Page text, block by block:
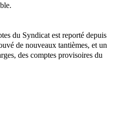
du Syndicat est reporté depuis
de nouveaux tantièmes, et un
des comptes provisoires du